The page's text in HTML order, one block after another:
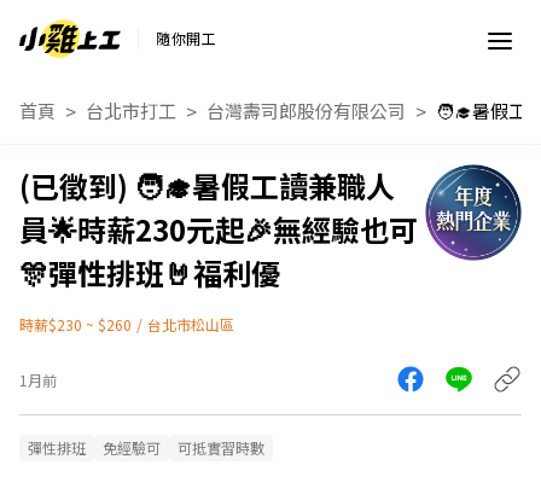
隨你開工
首頁 台北市打工 台灣壽司郎股份有限公司
🧑‍🎓暑假工讀兼職人
員🌟時薪230元起🎉無經驗也可
🎊彈性排班🤘福利優
時薪$230 ~ $260 / 台北市松山區
1月前
彈性排班 免經驗可 可抵實習時數